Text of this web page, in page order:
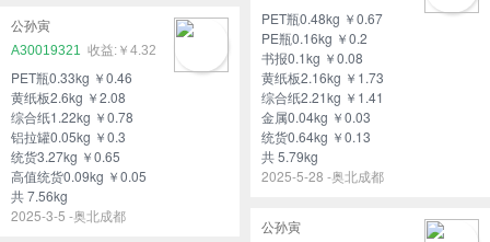
PET瓶0.48kg ￥0.67
PE瓶0.16kg ￥0.2
书报0.1kg ￥0.08
黄纸板2.16kg ￥1.73
综合纸2.21kg ￥1.41
金属0.04kg ￥0.03
统货0.64kg ￥0.13
共 5.79kg
2025-5-28 -奥北成都
公孙寅
A30019321
￥4.32
PET瓶0.33kg ￥0.46
黄纸板2.6kg ￥2.08
综合纸1.22kg ￥0.78
铝拉罐0.05kg ￥0.3
统货3.27kg ￥0.65
高值统货0.09kg ￥0.05
共 7.56kg
2025-3-5 -奥北成都
公孙寅